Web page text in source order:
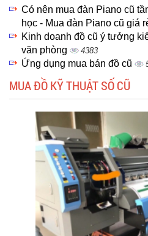
Có nên mua đàn Piano cũ
học - Mua đàn Piano cũ giá
Kinh doanh đồ cũ ý tưởng
văn phòng
4383
Ứng dụng mua bán đồ cũ
MUA ĐỒ KỸ THUẬT SỐ CŨ